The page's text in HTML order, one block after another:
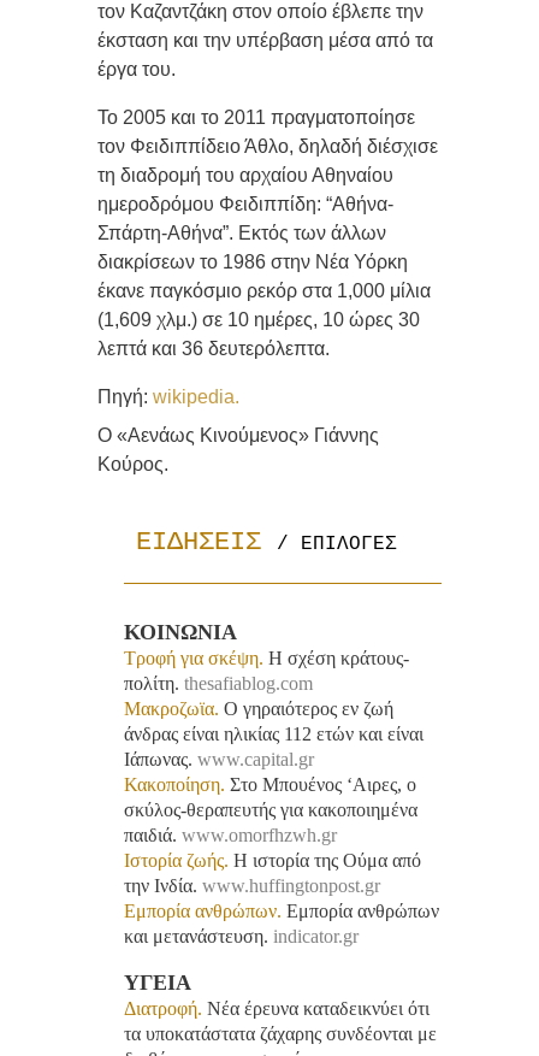
τον Καζαντζάκη στον οποίο έβλεπε την
έκσταση και την υπέρβαση μέσα από τα
έργα του.
Το 2005 και το 2011 πραγματοποίησε
τον Φειδιππίδειο Άθλο, δηλαδή διέσχισε
τη διαδρομή του αρχαίου Αθηναίου
ημεροδρόμου Φειδιππίδη: “Αθήνα-
Σπάρτη-Αθήνα”. Εκτός των άλλων
διακρίσεων το 1986 στην Νέα Υόρκη
έκανε παγκόσμιο ρεκόρ στα 1,000 μίλια
(1,609 χλμ.) σε 10 ημέρες, 10 ώρες 30
λεπτά και 36 δευτερόλεπτα.
Πηγή: wikipedia.
Ο «Αενάως Κινούμενος» Γιάννης
Κούρος.
ΕΙΔΗΣΕΙΣ / ΕΠΙΛΟΓΕΣ
ΚΟΙΝΩΝΙΑ
Τροφή για σκέψη. Η σχέση κράτους-
πολίτη. thesafiablog.com
Μακροζωϊα. Ο γηραιότερος εν ζωή
άνδρας είναι ηλικίας 112 ετών και είναι
Ιάπωνας. www.capital.gr
Κακοποίηση. Στο Μπουένος ‘Αιρες, ο
σκύλος-θεραπευτής για κακοποιημένα
παιδιά. www.omorfhzwh.gr
Ιστορία ζωής. Η ιστορία της Ούμα από
την Ινδία. www.huffingtonpost.gr
Εμπορία ανθρώπων. Εμπορία ανθρώπων
και μετανάστευση. indicator.gr
ΥΓΕΙΑ
Διατροφή. Νέα έρευνα καταδεικνύει ότι
τα υποκατάστατα ζάχαρης συνδέονται με